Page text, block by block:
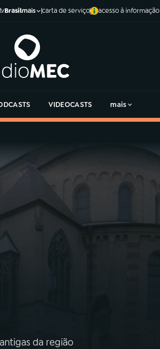
Brasilmais carta de serviço acesso à informação
VIDEOCASTS mais
da região